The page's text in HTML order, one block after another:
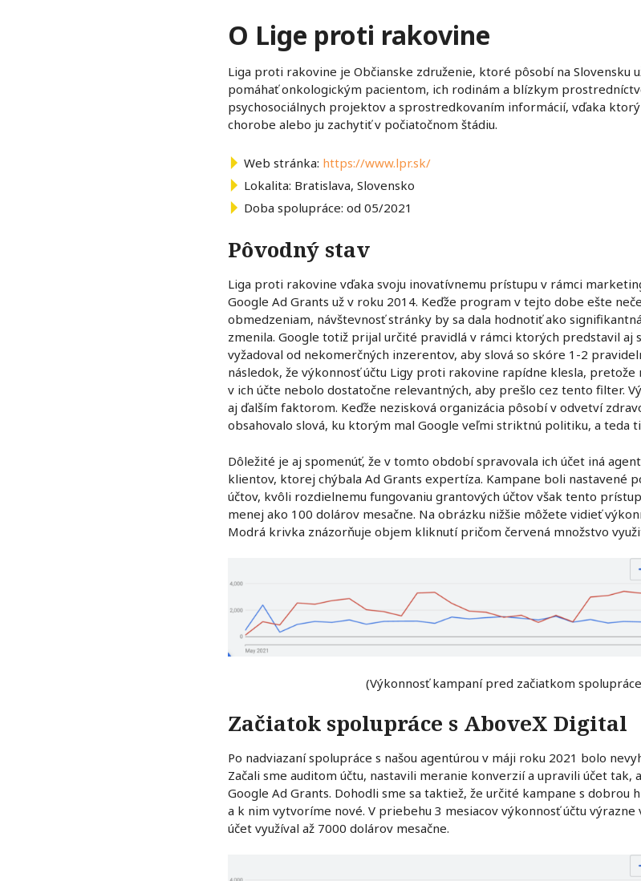
O Lige proti rakovine
Liga proti rakovine je Občianske združenie, ktoré pôsobí na Slovensku
pomáhať onkologickým pacientom, ich rodinám a blízkym
psychosociálnych projektov a sprostredkovaním informácií, vďaka
chorobe alebo ju zachytiť v počiatočnom štádiu.
Web stránka: https://www.lpr.sk/
Lokalita: Bratislava, Slovensko
Doba spolupráce: od 05/2021
Pôvodný stav
Liga proti rakovine vďaka svoju inovatívnemu prístupu v rámci
Google Ad Grants už v roku 2014. Keďže program v tejto dobe ešte
obmedzeniam, návštevnosť stránky by sa dala hodnotiť ako
zmenila. Google totiž prijal určité pravidlá v rámci ktorých predstavil aj
vyžadoval od nekomerčných inzerentov, aby slová so skóre 1-2
následok, že výkonnosť účtu Ligy proti rakovine rapídne klesla, pretože
v ich účte nebolo dostatočne relevantných, aby prešlo cez tento filter.
aj ďalším faktorom. Keďže nezisková organizácia pôsobí v odvetví
obsahovalo slová, ku ktorým mal Google veľmi striktnú politiku, a teda
Dôležité je aj spomenúť, že v tomto období spravovala ich účet iná
klientov, ktorej chýbala Ad Grants expertíza. Kampane boli nastavené
účtov, kvôli rozdielnemu fungovaniu grantových účtov však tento
menej ako 100 dolárov mesačne. Na obrázku nižšie môžete vidieť
Modrá krivka znázorňuje objem kliknutí pričom červená množstvo
(Výkonnosť kampaní pred začiatkom
Začiatok spolupráce s AboveX Digital
Po nadviazaní spolupráce s našou agentúrou v máji roku 2021 bolo
Začali sme auditom účtu, nastavili meranie konverzií a upravili účet
Google Ad Grants. Dohodli sme sa taktiež, že určité kampane s dobrou
a k nim vytvoríme nové. V priebehu 3 mesiacov výkonnosť účtu výrazne
účet využíval až 7000 dolárov mesačne.